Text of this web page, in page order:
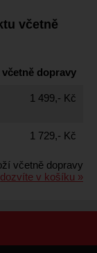
včetně
včetně dopravy
1 499,- Kč
1 729,- Kč
včetně dopravy
dozvíte v košíku »